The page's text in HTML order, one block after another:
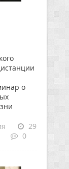
о
29
0